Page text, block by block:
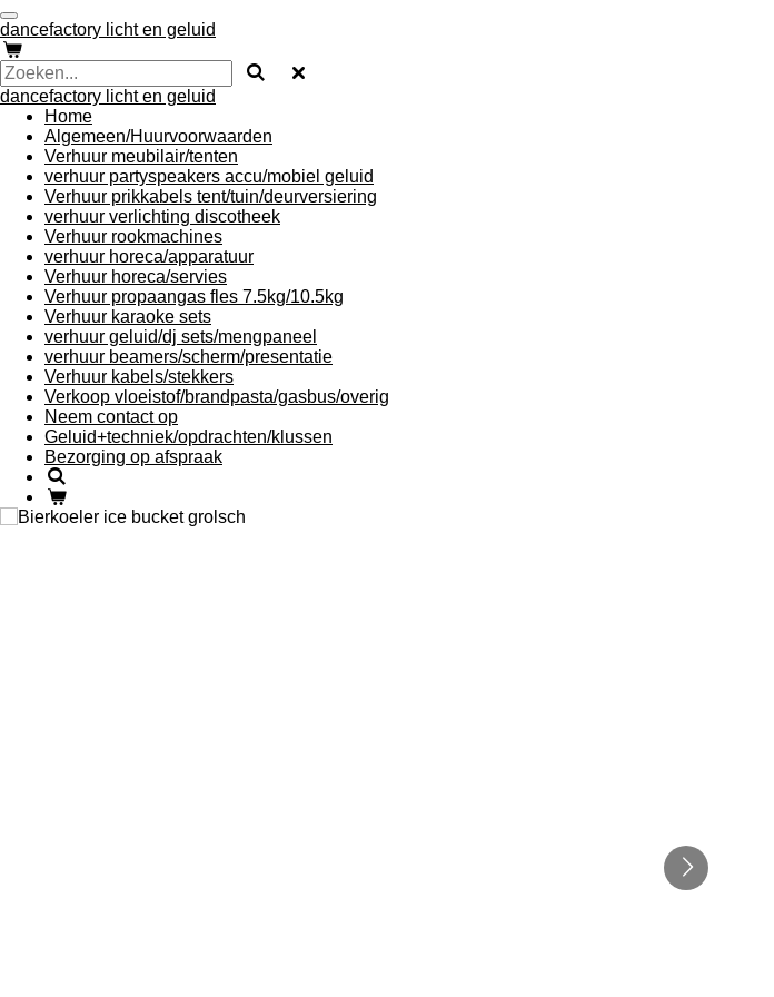
Ga
direct
naar
de
hoofdinhoud
dancefactory licht en geluid
dancefactory licht en geluid
Home
Algemeen/Huurvoorwaarden
Verhuur meubilair/tenten
verhuur partyspeakers accu/mobiel geluid
Verhuur prikkabels tent/tuin/deurversiering
verhuur verlichting discotheek
Verhuur rookmachines
verhuur horeca/apparatuur
Verhuur horeca/servies
Verhuur propaangas fles 7.5kg/10.5kg
Verhuur karaoke sets
verhuur geluid/dj sets/mengpaneel
verhuur beamers/scherm/presentatie
Verhuur kabels/stekkers
Verkoop vloeistof/brandpasta/gasbus/overig
Neem contact op
Geluid+techniek/opdrachten/klussen
Bezorging op afspraak